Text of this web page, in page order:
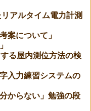
アルタイム電力計測
について」
る屋内測位方法の検
入力練習システムの
からない」勉強の段